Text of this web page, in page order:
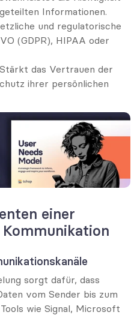
Informationen.
und regulatorische
(GDPR), HIPAA oder
das Vertrauen der
ihrer persönlichen
einer
sorgt dafür, dass
vom Sender bis zum
wie Signal, Microsoft